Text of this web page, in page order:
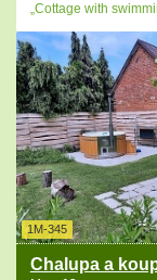
„Cottage with
1M-345
Chalupa a